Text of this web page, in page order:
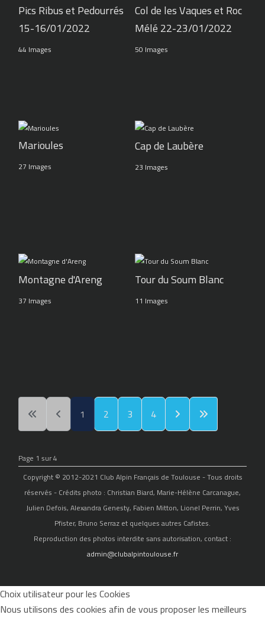
Pics Ribus et Pedourrés
15-16/01/2022
44 Images
Col de les Vaques et Roc
Mélé 22-23/01/2022
50 Images
Marioules
27 Images
Cap de Laubère
23 Images
Montagne d'Areng
37 Images
Tour du Soum Blanc
11 Images
1 2 3 4
Page 1 sur 4
Copyright © 2012-2021 Club Alpin Français de Toulouse - Tous droits
réservés - Crédits photo : Christian Biard, Marie-Hélène Carcanague,
Julien Defois, Alexandra Genesty, Fabien Mitton, Lionel Perrin, Yves
Pfister, Bruno Serraz et quelques autres Cafistes.
Reproduction des photos interdite sans autorisation, contact :
admin@clubalpintoulouse.fr
Choix utilisateur pour les Cookies
Nous utilisons des cookies afin de vous proposer les meilleurs